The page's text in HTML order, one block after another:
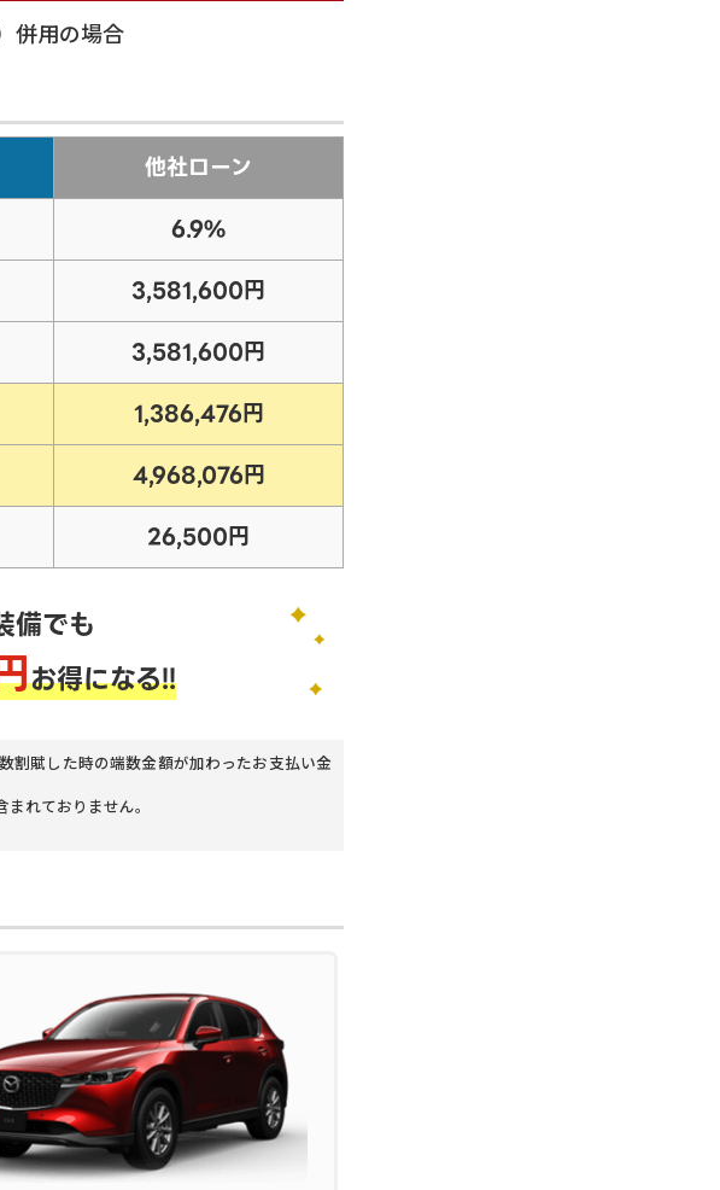
併用の場合
他社ローン
6.9%
3,581,600円
3,581,600円
1,386,476円
4,968,076円
26,500円
備でも
お得になる!!
割賦した時の端数金額が加わったお支払い金
れておりません。